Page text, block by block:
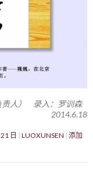
责人） 录入：罗训森
2014.6.18
日 LUOXUNSEN 添加